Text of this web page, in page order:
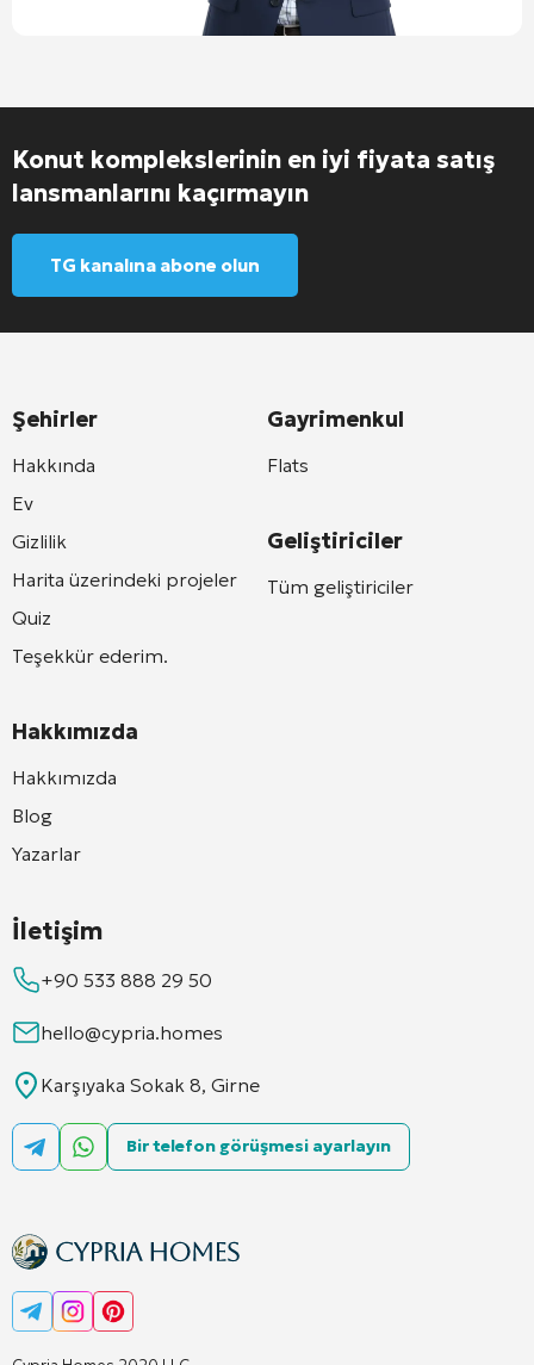
Konut komplekslerinin en iyi fiyata satış
lansmanlarını kaçırmayın
TG kanalına abone olun
Şehirler
Hakkında
Ev
Gizlilik
Harita üzerindeki projeler
Quiz
Teşekkür ederim.
Hakkımızda
Hakkımızda
Blog
Yazarlar
Gayrimenkul
Flats
Geliştiriciler
Tüm geliştiriciler
İletişim
+90 533 888 29 50
hello@cypria.homes
Karşıyaka Sokak 8, Girne
Bir telefon görüşmesi ayarlayın